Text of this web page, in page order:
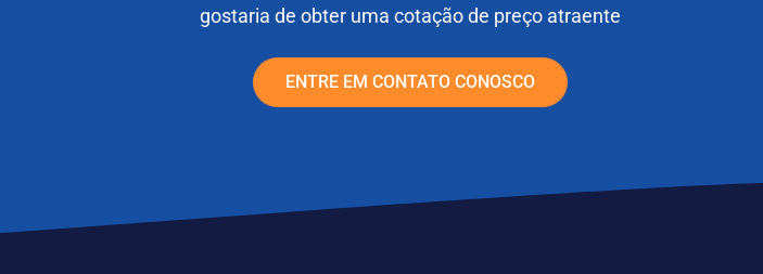
gostaria de obter uma cotação de preço atraente
ENTRE EM CONTATO CONOSCO